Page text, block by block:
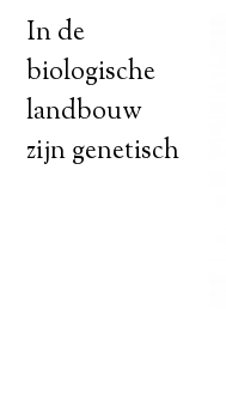
In de
biologische
landbouw
zijn genetisch